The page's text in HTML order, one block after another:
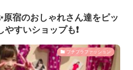
原宿のおしゃれさん達をピッ
すいショップも❗️
プチプラファッション